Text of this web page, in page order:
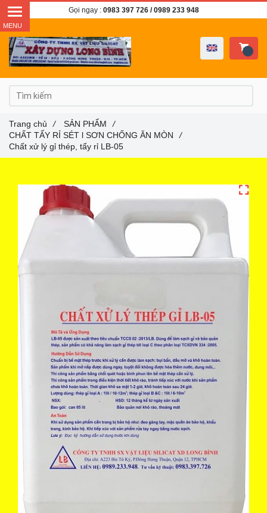
Trang chủ / SẢN PHẨM
/
CHẤT TẨY RỈ SÉT l SƠN CHỐNG ĂN MÒN
/
Chất xử lý gỉ thép, tẩy rỉ LB-05
Gọi ngay : 0983 397 726 / 0989 233 948